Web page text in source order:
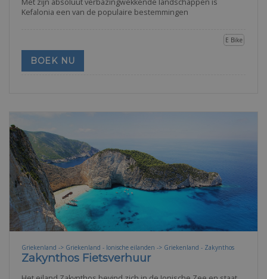
Met zijn absoluut verbazingwekkende landschappen is
Kefalonia een van de populaire bestemmingen
E Bike
BOEK NU
Griekenland -> Griekenland - Ionische eilanden -> Griekenland - Zakynthos
Zakynthos Fietsverhuur